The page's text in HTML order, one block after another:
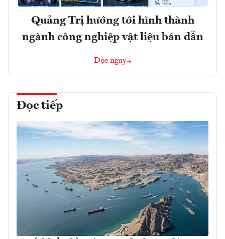
Quảng Trị hướng tới hình thành
ngành công nghiệp vật liệu bán dẫn
Đọc ngay
Đọc tiếp